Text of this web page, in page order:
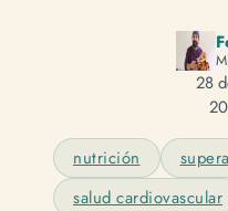
28
nutrición
salud cardiovascular